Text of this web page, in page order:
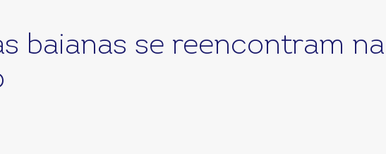
baianas se reencontram